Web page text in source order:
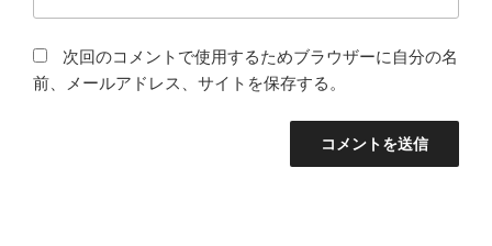
次回のコメントで使用するためブラウザーに自分の名
前、メールアドレス、サイトを保存する。